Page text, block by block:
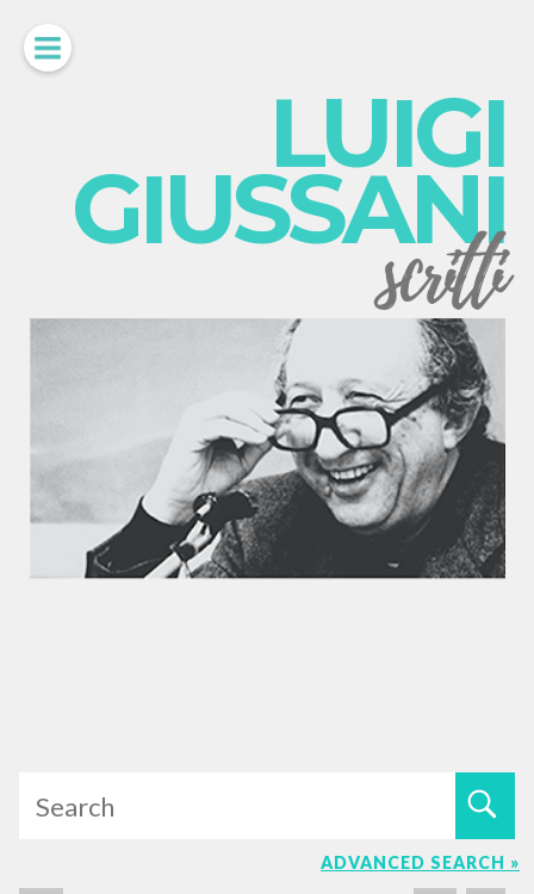
LUIGI
GIUSSANI
scritti
ADVANCED SEARCH »